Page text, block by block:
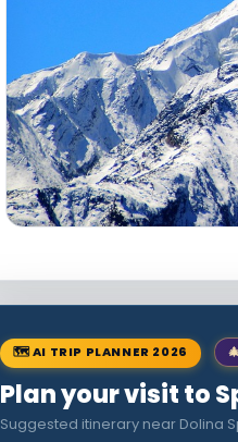
🗺 AI TRIP PLANNER 2026
Plan your visit to
Suggested itinerary near Dolina